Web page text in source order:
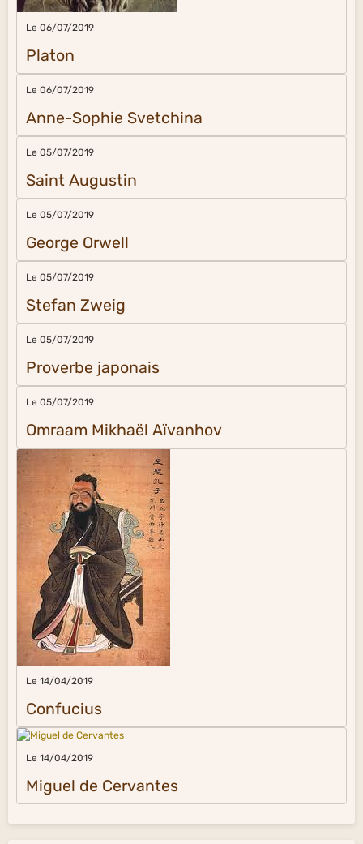
Le 06/07/2019
Platon
Le 06/07/2019
Anne-Sophie Svetchina
Le 05/07/2019
Saint Augustin
Le 05/07/2019
George Orwell
Le 05/07/2019
Stefan Zweig
Le 05/07/2019
Proverbe japonais
Le 05/07/2019
Omraam Mikhaël Aïvanhov
Le 14/04/2019
Confucius
Le 14/04/2019
Miguel de Cervantes